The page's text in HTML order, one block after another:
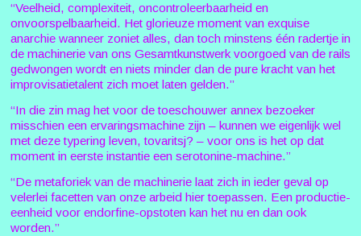
“Veelheid, complexiteit, oncontroleerbaarheid en
onvoorspelbaarheid. Het glorieuze moment van exquise
anarchie wanneer zoniet alles, dan toch minstens één radertje in
de machinerie van ons Gesamtkunstwerk voorgoed van de rails
gedwongen wordt en niets minder dan de pure kracht van het
improvisatietalent zich moet laten gelden.”
“In die zin mag het voor de toeschouwer annex bezoeker
misschien een ervaringsmachine zijn – kunnen we eigenlijk wel
met deze typering leven, tovaritsj? – voor ons is het op dat
moment in eerste instantie een serotonine-machine.”
“De metaforiek van de machinerie laat zich in ieder geval op
velerlei facetten van onze arbeid hier toepassen. Een productie-
eenheid voor endorfine-opstoten kan het nu en dan ook
worden.”